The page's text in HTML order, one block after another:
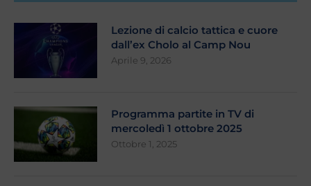
Lezione di calcio tattica e cuore
dall’ex Cholo al Camp Nou
Aprile 9, 2026
Programma partite in TV di
mercoledì 1 ottobre 2025
Ottobre 1, 2025